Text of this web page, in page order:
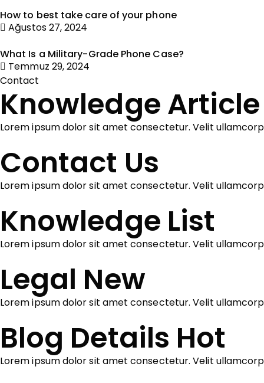
How to best take care of your phone
Ağustos 27, 2024
What Is a Military-Grade Phone Case?
Temmuz 29, 2024
Contact
Knowledge Article
Lorem ipsum dolor sit amet consectetur. Velit
Contact Us
Lorem ipsum dolor sit amet consectetur. Velit
Knowledge List
Lorem ipsum dolor sit amet consectetur. Velit
Legal New
Lorem ipsum dolor sit amet consectetur. Velit
Blog Details Hot
Lorem ipsum dolor sit amet consectetur. Velit